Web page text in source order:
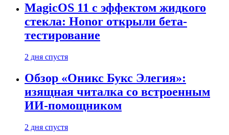
MagicOS 11 с эффектом жидкого
стекла: Honor открыли бета-
тестирование
2 дня спустя
Обзор «Оникс Букс Элегия»:
изящная читалка со встроенным
ИИ-помощником
2 дня спустя